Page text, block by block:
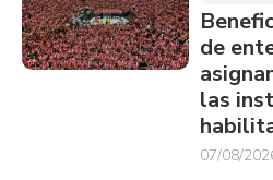
de
las
07/08/